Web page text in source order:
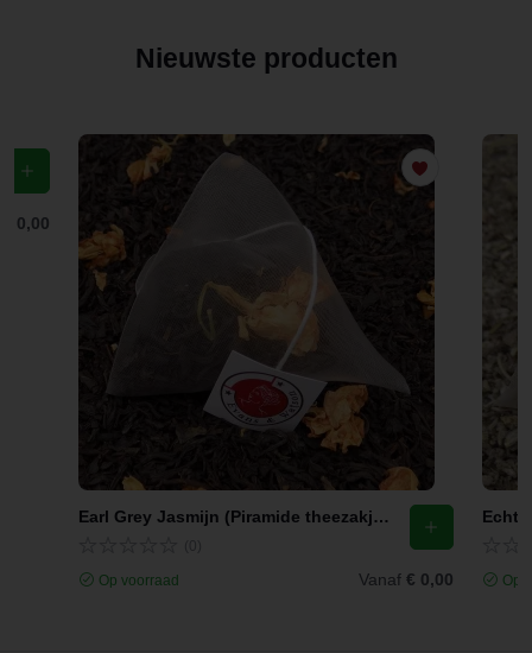
Nieuwste producten
€ 0,00
Earl Grey Jasmijn (Piramide theezakjes)
Op voorraad Vanaf € 0,00 Op